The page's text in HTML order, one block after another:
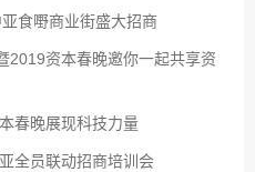
亚食嘢商业街盛大招商
2019资本春晚邀你一起共享资
春晚展现科技力量
全员联动招商培训会